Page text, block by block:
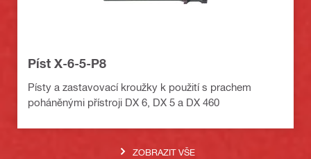
Píst X-6-5-P8
Písty a zastavovací kroužky k použití s prachem
poháněnými přístroji DX 6, DX 5 a DX 460
ZOBRAZIT VŠE